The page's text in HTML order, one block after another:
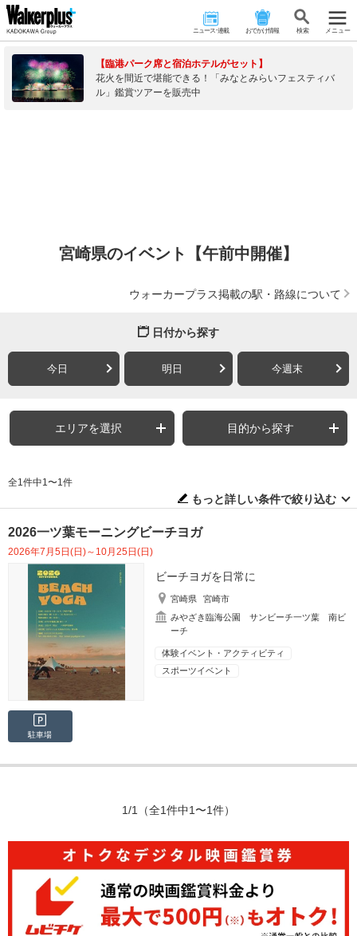
ニュース･連載 おでかけ情報 検 索 メニュー
【臨港パーク席と宿泊ホテルがセット】
花火を間近で堪能できる！「みなとみらいフェスティバ
ル」鑑賞ツアーを販売中
宮崎県のイベント【午前中開催】
ウォーカープラス掲載の駅・路線について
日付から探す
今日 明日 今週末
エリアを選択 目的から探す
全1件中1〜1件
もっと詳しい条件で絞り込む
2026一ツ葉モーニングビーチヨガ
2026年7月5日(日)～10月25日(日)
ビーチヨガを日常に
宮崎県
宮崎市
みやざき臨海公園 サンビーチ一ツ葉 南ビ
ーチ
体験イベント・アクティビティ
スポーツイベント
駐車場
1/1 （全1件中1〜1件）